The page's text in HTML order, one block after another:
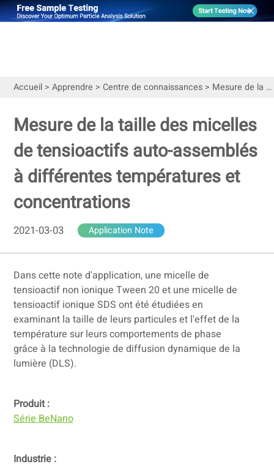
Accueil> Apprendre > Centre de connaissances> Mesure de la taille des micelles de tensioactifs auto-assemblés à différentes températures et concentrations
Mesure de la taille des micelles
de tensioactifs auto-assemblés
à différentes températures et
concentrations
2021-03-03 Application Note
Dans cette note d'application, une micelle de
tensioactif non ionique Tween 20 et une micelle de
tensioactif ionique SDS ont été étudiées en
examinant la taille de leurs particules et l'effet de la
température sur leurs comportements de phase
grâce à la technologie de diffusion dynamique de la
lumière (DLS).
Produit :
Série BeNano
Industrie :